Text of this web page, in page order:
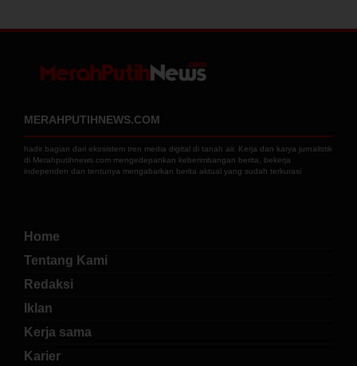
MERAHPUTIHNEWS.COM
hadir bagian dari ekosistem tren media digital di tanah air. Kerja dan karya jurnalistik
di Merahputihnews.com mengedepankan keberimbangan berita, bekerja
independen dan tentunya mengabarkan berita aktual yang sudah terkurasi
Home
Tentang Kami
Redaksi
Iklan
Kerja sama
Karier